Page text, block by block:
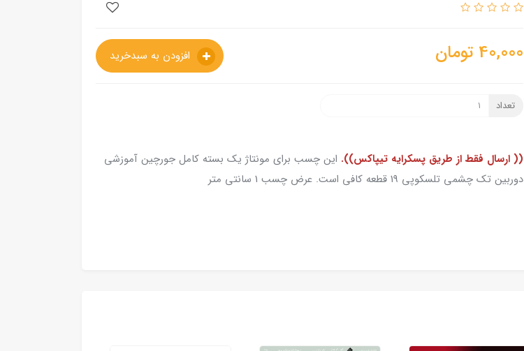
40,000 تومان
تعداد
(( ارسال فقط از طریق پسکرایه تیپاکس)). این چسب برای مونتاژ یک بسته کامل جورچین آموزشی
دوربین تک چشمی تلسکوپی 19 قطعه کافی است. عرض چسب 1 سانتی متر